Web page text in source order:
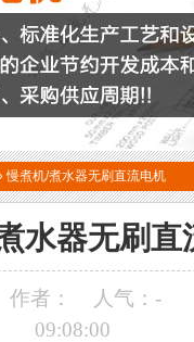
慢煮机/煮水器无刷直流电机
水器无刷直
作者： 人气： -
09:08:00